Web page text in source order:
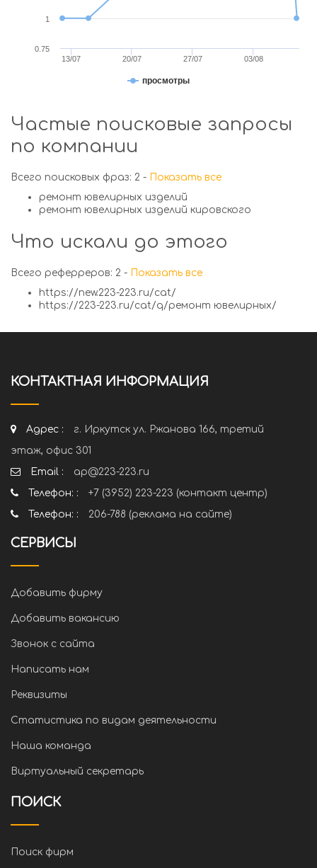
просмотры
13/07 20/07 27/07 03/08
0.75
1
Частые поисковые запросы
по компании
Всего поисковых фраз: 2 - Показать все
ремонт ювелирных изделий
ремонт ювелирных изделий кировского
Что искали до этого
Всего реферреров: 2 - Показать все
https://new.223-223.ru/cat/
https://223-223.ru/cat/q/ремонт ювелирных/
КОНТАКТНАЯ ИНФОРМАЦИЯ
Адрес :
г. Иркутск ул. Ржанова 166, третий
этаж, офис 301
Email :
ap@223-223.ru
Телефон: :
+7 (3952) 223-223 (контакт центр)
Телефон: :
206-788 (реклама на сайте)
СЕРВИСЫ
Добавить фирму
Добавить вакансию
Звонок с сайта
Написать нам
Реквизиты
Статистика по видам деятельности
Наша команда
Виртуальный секретарь
ПОИСК
Поиск фирм